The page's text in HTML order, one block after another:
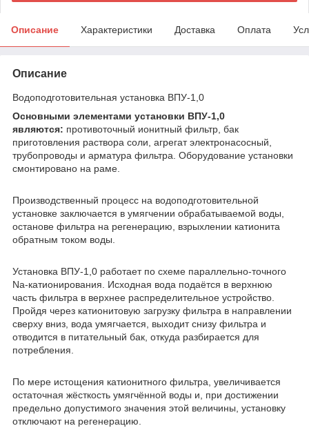
Описание Характеристики Доставка Оплата
Описание
Водоподготовительная установка ВПУ-1,0
Основными элементами установки ВПУ-1,0
являются: противоточный ионитный фильтр, бак
приготовления раствора соли, агрегат электронасосный,
трубопроводы и арматура фильтра. Оборудование установки
смонтировано на раме.
Производственный процесс на водоподготовительной
установке заключается в умягчении обрабатываемой воды,
останове фильтра на регенерацию, взрыхлении катионита
обратным током воды.
Установка ВПУ-1,0 работает по схеме параллельно-точного
Nа-катионирования. Исходная вода подаётся в верхнюю
часть фильтра в верхнее распределительное устройство.
Пройдя через катионитовую загрузку фильтра в направлении
сверху вниз, вода умягчается, выходит снизу фильтра и
отводится в питательный бак, откуда разбирается для
потребления.
По мере истощения катионитного фильтра, увеличивается
остаточная жёсткость умягчённой воды и, при достижении
предельно допустимого значения этой величины, установку
отключают на регенерацию.